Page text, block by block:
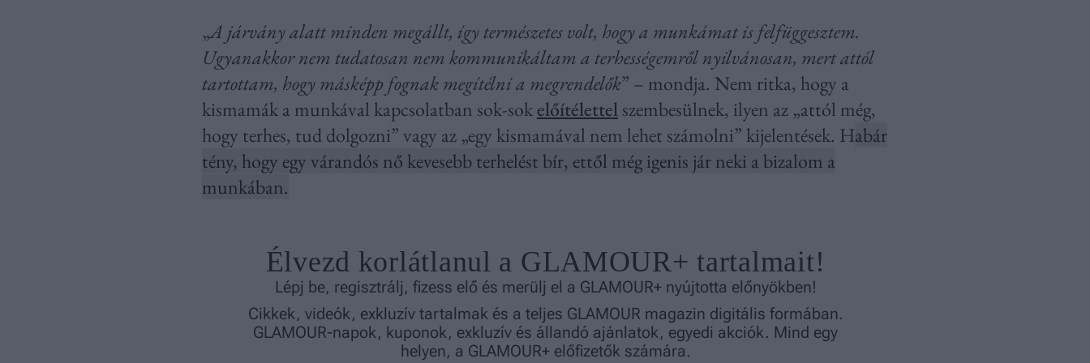
„A járvány alatt minden megállt, így természetes volt, hogy a munkámat is felfüggesztem.
Ugyanakkor nem tudatosan nem kommunikáltam a terhességemről nyilvánosan, mert attól
tartottam, hogy másképp fognak megítélni a megrendelők” – mondja. Nem ritka, hogy a
kismamák a munkával kapcsolatban sok-sokelőítélettel szembesülnek, ilyen az „attól még,
hogy terhes, tud dolgozni” vagy az „egy kismamával nem lehet számolni” kijelentések. Habár
tény, hogy egy várandós nő kevesebb terhelést bír, ettől még igenis jár neki a bizalom a
munkában.